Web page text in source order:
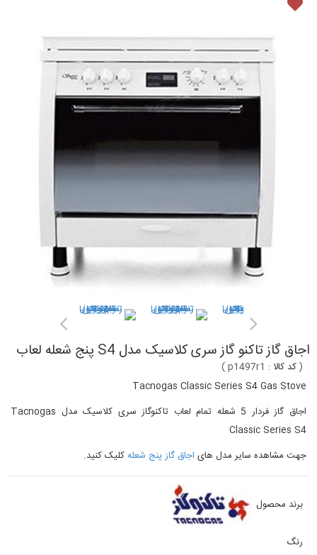
اجاق گاز تاکنو گاز سری کلاسیک مدل S4 پنج شعله لعاب
(کد کالا : p1497r1
)
Tacnogas Classic Series S4 Gas Stove
اجاق گاز فردار 5 شعله تمام لعاب تاکنوگاز سری کلاسیک مدل Tacnogas
Classic Series S4
جهت مشاهده سایر مدل های اجاق گاز پنج شعلهکلیک کنید.
برند محصول
رنگ